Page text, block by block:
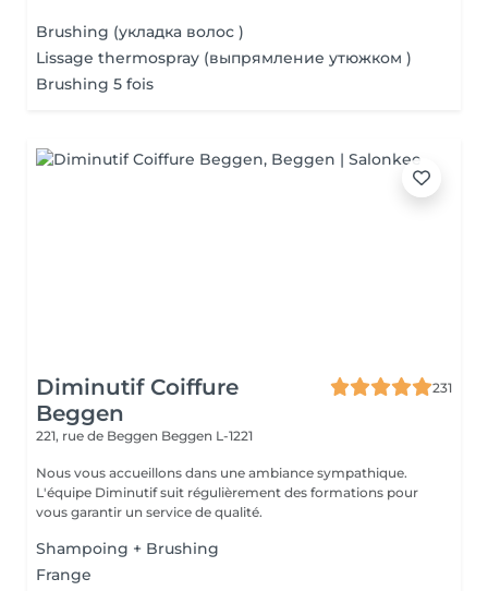
Brushing (укладка волос )
Lissage thermospray (выпрямление утюжком )
Brushing 5 fois
Diminutif Coiffure
Beggen
231
221, rue de Beggen Beggen L-1221
Nous vous accueillons dans une ambiance sympathique.
L'équipe Diminutif suit régulièrement des formations pour
vous garantir un service de qualité.
Shampoing + Brushing
Frange